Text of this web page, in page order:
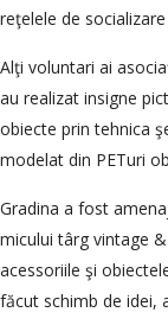
reţelele de
Alţi voluntari ai
au realizat insigne
obiecte prin tehnica
modelat din PETuri
Gradina a fost
micului târg vintage
acessoriile şi
făcut schimb de idei,